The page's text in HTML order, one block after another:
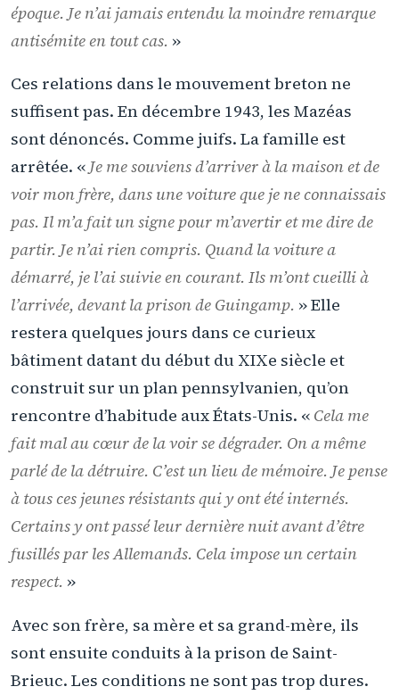
époque. Je n’ai jamais entendu la moindre remarque
antisémite en tout cas. »
Ces relations dans le mouvement breton ne
suffisent pas. En décembre 1943, les Mazéas
sont dénoncés. Comme juifs. La famille est
arrêtée. «Je me souviens d’arriver à la maison et de
voir mon frère, dans une voiture que je ne connaissais
pas. Il m’a fait un signe pour m’avertir et me dire de
partir. Je n’ai rien compris. Quand la voiture a
démarré, je l’ai suivie en courant. Ils m’ont cueilli à
l’arrivée, devant la prison de Guingamp. » Elle
restera quelques jours dans ce curieux
bâtiment datant du début du XIXe siècle et
construit sur un plan pennsylvanien, qu’on
rencontre d’habitude aux États-Unis. « Cela me
fait mal au cœur de la voir se dégrader. On a même
parlé de la détruire. C’est un lieu de mémoire. Je pense
à tous ces jeunes résistants qui y ont été internés.
Certains y ont passé leur dernière nuit avant d’être
fusillés par les Allemands. Cela impose un certain
respect. »
Avec son frère, sa mère et sa grand-mère, ils
sont ensuite conduits à la prison de Saint-
Brieuc. Les conditions ne sont pas trop dures.